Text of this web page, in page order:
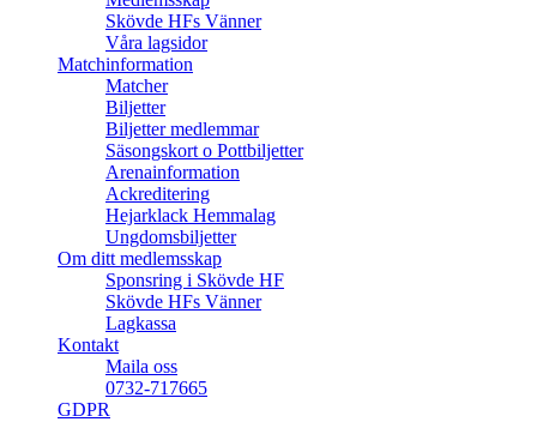
Skövde HFs Vänner
Våra lagsidor
Matchinformation
Matcher
Biljetter
Biljetter medlemmar
Säsongskort o Pottbiljetter
Arenainformation
Ackreditering
Hejarklack Hemmalag
Ungdomsbiljetter
Om ditt medlemsskap
Sponsring i Skövde HF
Skövde HFs Vänner
Lagkassa
Kontakt
Maila oss
0732-717665
GDPR